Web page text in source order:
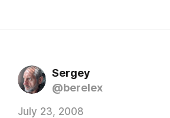
Sergey
@berelex
July 23, 2008